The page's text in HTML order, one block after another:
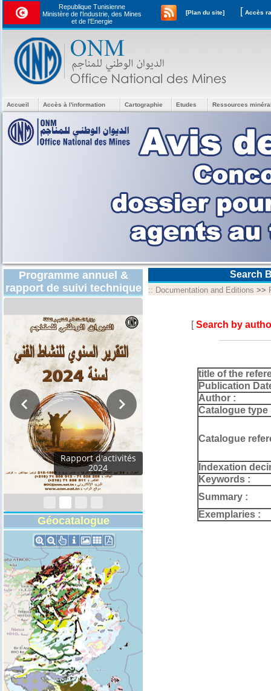
Republique Tunisienne
Ministère de l'Industrie, des Mines
et de l’Energie
[Plan du site] [
Accueil Accès à l'information Cartographie Etudes Ressources
Programme annuel &
rapport de suivi technique
Rapport d'activités
2024
Géocatalogue
Search
:: Documentation and Editions >>
[Search by
title of the
Publication
Author :
Catalogue type
Catalogue
Indexation
Keywords :
Summary :
Exemplaries :